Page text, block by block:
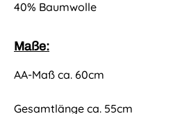
40% Baumwolle
Maße:
AA-Maß ca. 60cm
Gesamtlänge ca. 55cm